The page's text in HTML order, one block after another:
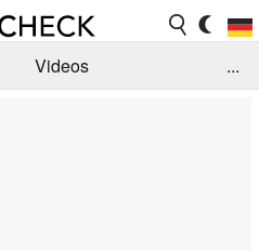
Videos
...